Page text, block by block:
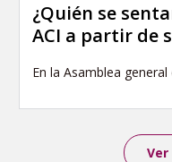
¿Quién se
ACI a partir de
En la Asamblea general